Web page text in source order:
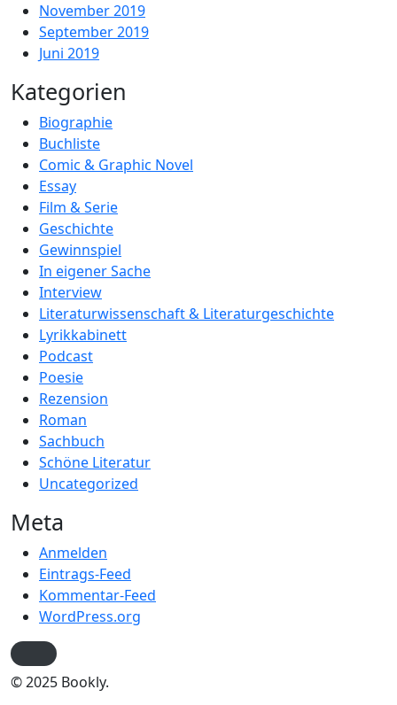
November 2019
September 2019
Juni 2019
Kategorien
Biographie
Buchliste
Comic & Graphic Novel
Essay
Film & Serie
Geschichte
Gewinnspiel
In eigener Sache
Interview
Literaturwissenschaft & Literaturgeschichte
Lyrikkabinett
Podcast
Poesie
Rezension
Roman
Sachbuch
Schöne Literatur
Uncategorized
Meta
Anmelden
Eintrags-Feed
Kommentar-Feed
WordPress.org
© 2025 Bookly.